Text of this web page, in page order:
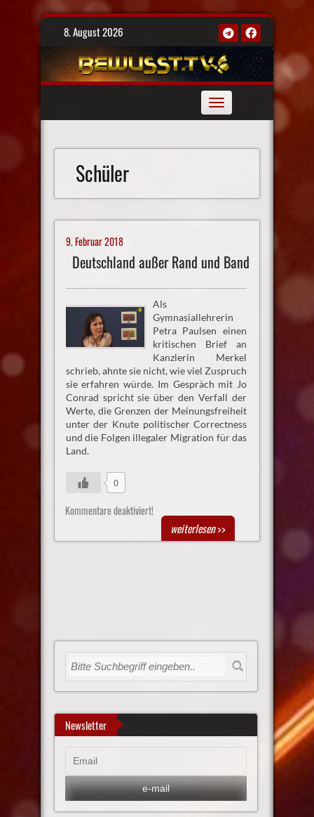
Skip
8. August 2026
Toggle
navigation
Schüler
9. Februar 2018
Deutschland außer Rand und Band
Als
Gymnasiallehrerin
Petra Paulsen einen
kritischen Brief an
Kanzlerin Merkel
schrieb, ahnte sie nicht, wie viel Zuspruch
sie erfahren würde. Im Gespräch mit Jo
Conrad spricht sie über den Verfall der
Werte, die Grenzen der Meinungsfreiheit
unter der Knute politischer Correctness
und die Folgen illegaler Migration für das
Land.
0
Kommentare deaktiviert!
weiterlesen>>
Newsletter